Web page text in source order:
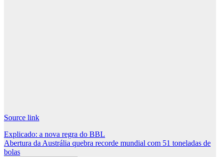
Source link
Post
navigation
Explicado: a nova regra do BBL
Abertura da Austrália quebra recorde mundial com 51 toneladas de
bolas